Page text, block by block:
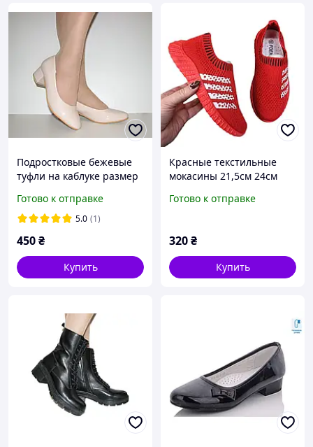
Подростковые бежевые
туфли на каблуке размер
Готово к отправке
5.0 (1)
450₴
Купить
Красные текстильные
мокасины 21,5см 24см
Готово к отправке
320₴
Купить